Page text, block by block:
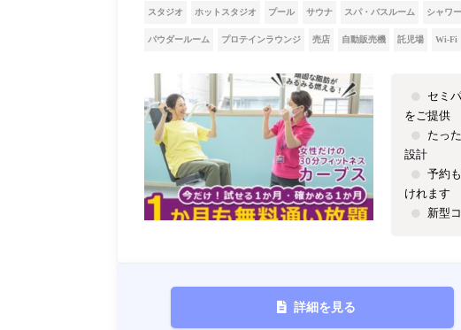
スタジオ ホットスタジオ プール サウナ スパ・バスルーム シャワー
パウダールーム プロテインラウンジ 売店 自動販売機 託児場 Wi-Fi
セミ
をご提供
たっ
設計
予約
けれます
新型
詳細を見る